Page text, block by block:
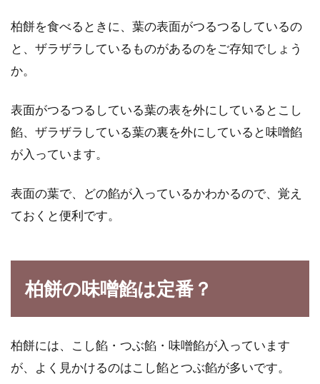
ポカポカ！冷え性改善鍋
グラハムクラッカーってどんなも
の？スーパーで売ってるの？
お菓子作りをする人は、「グラハムクラッカ
柏餅を食べるときに、葉の表面がつるつるしているの
と、ザラザラしているものがあるのをご存知でしょう
か。
表面がつるつるしている葉の表を外にしているとこし
餡、ザラザラしている葉の裏を外にしていると味噌餡
が入っています。
表面の葉で、どの餡が入っているかわかるので、覚え
ておくと便利です。
柏餅の味噌餡は定番？
柏餅には、こし餡・つぶ餡・味噌餡が入っています
が、よく見かけるのはこし餡とつぶ餡が多いです。